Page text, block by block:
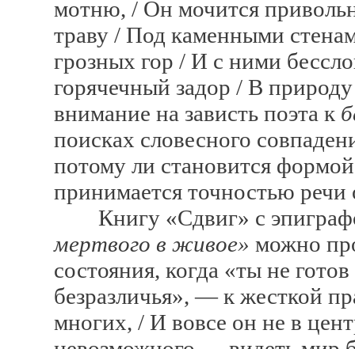
мотню, / Он мочится
траву / Под каменными
грозных гор / И с ними
горячечный задор / В
внимание на зависть поэта к
поисках словесного
потому ли становится
принимается точностью речи
Книгу «Сдвиг» с
мертвого в живое» можно
состояния, когда «ты не
безразличья», — к жесткой
многих, / И вовсе он не в